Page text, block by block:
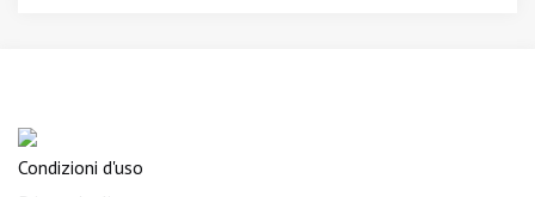
Condizioni d'uso